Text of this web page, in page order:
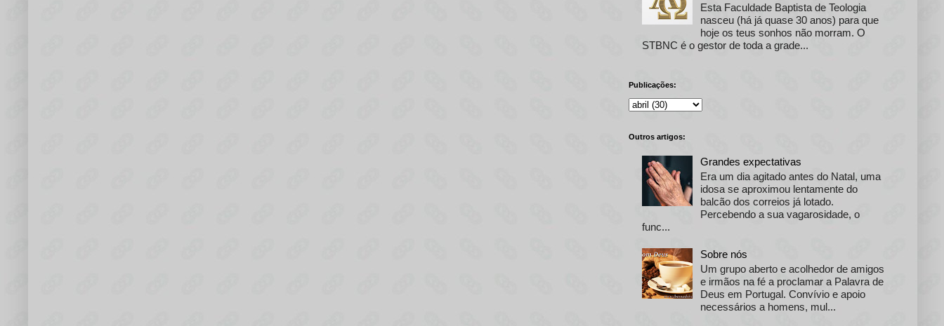
Esta Faculdade Baptista de Teologia
nasceu (há já quase 30 anos) para que
hoje os teus sonhos não morram. O
STBNC é o gestor de toda a grade...
Publicações:
Outros artigos:
Grandes expectativas
Era um dia agitado antes do Natal, uma
idosa se aproximou lentamente do
balcão dos correios já lotado.
Percebendo a sua vagarosidade, o
func...
Sobre nós
Um grupo aberto e acolhedor de amigos
e irmãos na fé a proclamar a Palavra de
Deus em Portugal. Convívio e apoio
necessários a homens, mul...